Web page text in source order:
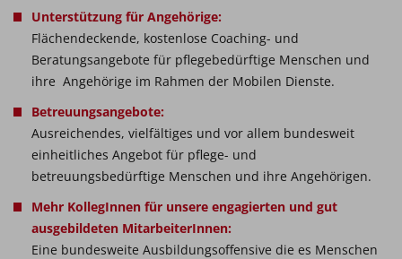
Unterstützung für Angehörige:
Flächendeckende, kostenlose Coaching- und
Beratungsangebote für pflegebedürftige Menschen und
ihre Angehörige im Rahmen der Mobilen Dienste.
Betreuungsangebote:
Ausreichendes, vielfältiges und vor allem bundesweit
einheitliches Angebot für pflege- und
betreuungsbedürftige Menschen und ihre Angehörigen.
Mehr KollegInnen für unsere engagierten und gut
ausgebildeten MitarbeiterInnen:
Eine bundesweite Ausbildungsoffensive die es Menschen